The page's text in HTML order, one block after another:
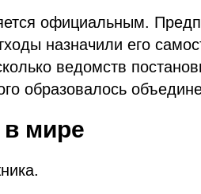
официальным.
назначили его
ведомств
образовалось
в мире